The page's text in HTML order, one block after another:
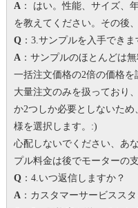
A： はい。性能、サイズ、
を教えてください。その後
Q：3.サンプルを入手できま
A：サンプルのほとんどは
一括注文価格の2倍の価格を
大量注文のみを扱っており
か2つしか必要としないた
様を選択します。 :)
心配しないでください、あ
プル料金は後でモーターの
Q：4.いつ返信しますか？
A：カスタマーサービスス